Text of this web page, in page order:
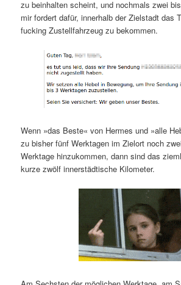
zu beinhalten scheint, und nochmals zwei
mir fordert dafür, innerhalb der Zielstadt das
fucking Zustellfahrzeug zu bekommen.
Wenn »das Beste« von Hermes und »alle
zu bisher fünf Werktagen im Zielort noch
Werktage hinzukommen, dann sind das
kurze zwölf innerstädtische Kilometer.